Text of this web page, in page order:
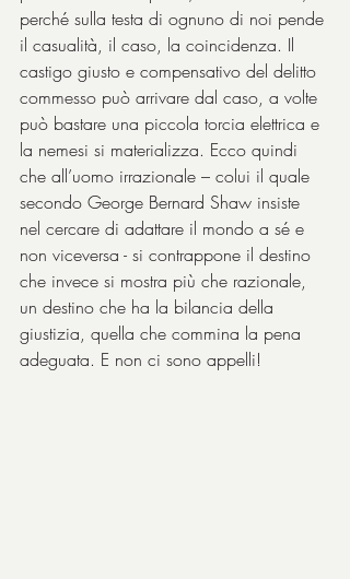
perché sulla testa di ognuno di noi pende
il casualità, il caso, la coincidenza. Il
castigo giusto e compensativo del delitto
commesso può arrivare dal caso, a volte
può bastare una piccola torcia elettrica e
la nemesi si materializza. Ecco quindi
che all’uomo irrazionale – colui il quale
secondo George Bernard Shaw insiste
nel cercare di adattare il mondo a sé e
non viceversa - si contrappone il destino
che invece si mostra più che razionale,
un destino che ha la bilancia della
giustizia, quella che commina la pena
adeguata. E non ci sono appelli!